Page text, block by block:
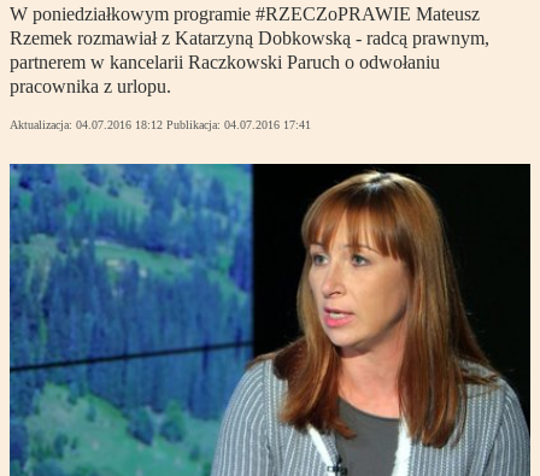
W poniedziałkowym programie #RZECZoPRAWIE Mateusz
Rzemek rozmawiał z Katarzyną Dobkowską - radcą prawnym,
partnerem w kancelarii Raczkowski Paruch o odwołaniu
pracownika z urlopu.
Aktualizacja: 04.07.2016 18:12 Publikacja: 04.07.2016 17:41